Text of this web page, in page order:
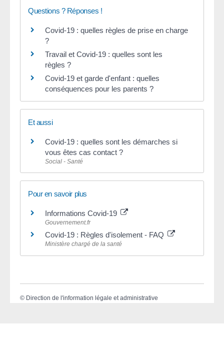
Questions ? Réponses !
Covid-19 : quelles règles de prise en charge
?
Travail et Covid-19 : quelles sont les
règles ?
Covid-19 et garde d'enfant : quelles
conséquences pour les parents ?
Et aussi
Covid-19 : quelles sont les démarches si
vous êtes cas contact ?
Social - Santé
Pour en savoir plus
Informations Covid-19
Gouvernement.fr
Covid-19 : Règles d'isolement - FAQ
Ministère chargé de la santé
© Direction de l'information légale et administrative